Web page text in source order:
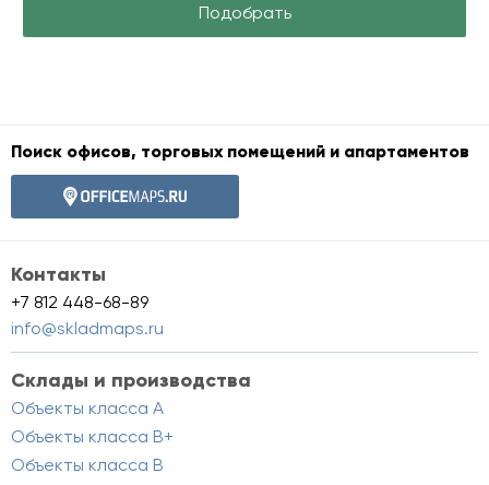
Подобрать
Поиск офисов, торговых помещений и апартаментов
Контакты
+7 812 448-68-89
info@skladmaps.ru
Склады и производства
Объекты класса A
Объекты класса B+
Объекты класса B